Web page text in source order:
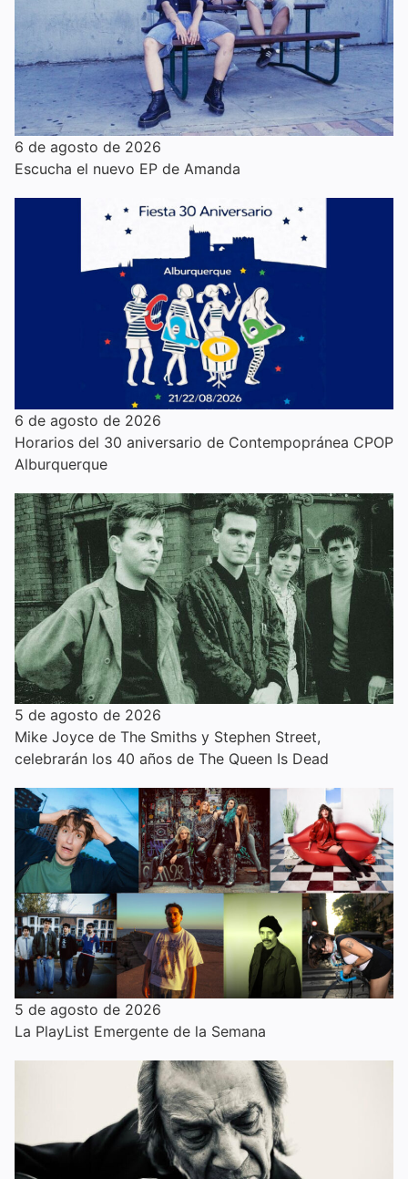
6 de agosto de 2026
Escucha el nuevo EP de Amanda
6 de agosto de 2026
Horarios del 30 aniversario de Contempopránea CPOP
Alburquerque
5 de agosto de 2026
Mike Joyce de The Smiths y Stephen Street,
celebrarán los 40 años de The Queen Is Dead
5 de agosto de 2026
La PlayList Emergente de la Semana